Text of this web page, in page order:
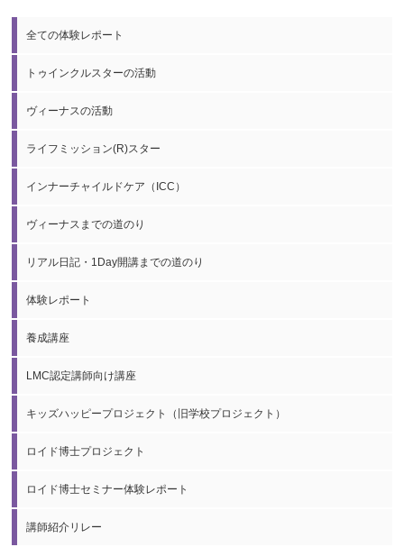
全ての体験レポート
トゥインクルスターの活動
ヴィーナスの活動
ライフミッション(R)スター
インナーチャイルドケア（ICC）
ヴィーナスまでの道のり
リアル日記・1Day開講までの道のり
体験レポート
養成講座
LMC認定講師向け講座
キッズハッピープロジェクト（旧学校プロジェクト）
ロイド博士プロジェクト
ロイド博士セミナー体験レポート
講師紹介リレー